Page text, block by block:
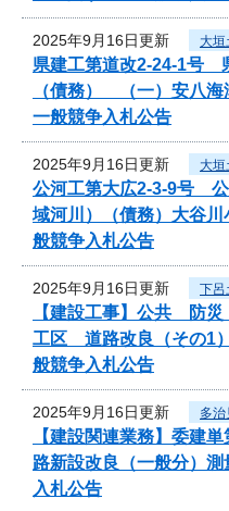
2025年9月16日更新 大
県建工第道改2-24-1号
（債務） （一）安八
一般競争入札公告
2025年9月16日更新 大
公河工第大広2-3-9号
域河川）（債務）大谷
般競争入札公告
2025年9月16日更新 下呂
【建設工事】公共 防
工区 道路改良（その1
般競争入札公告
2025年9月16日更新 多
【建設関連業務】委
路新設改良（一般分）
入札公告